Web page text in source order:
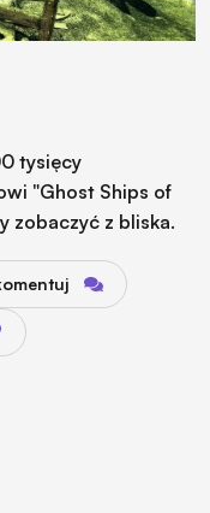
tysięcy
"Ghost Ships of
zobaczyć z bliska.